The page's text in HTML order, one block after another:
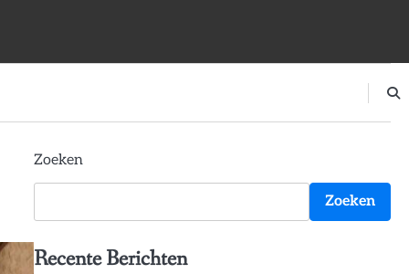
Zoeken
Zoeken
Recente Berichten